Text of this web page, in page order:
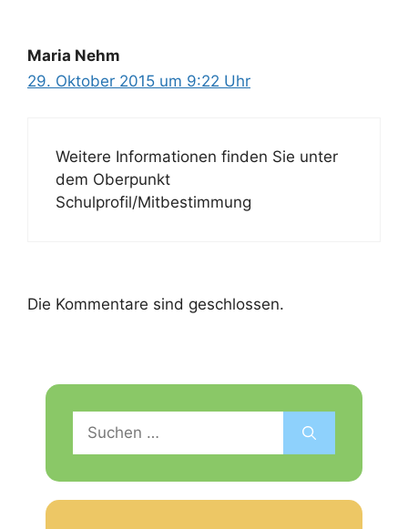
Maria Nehm
29. Oktober 2015 um 9:22 Uhr
Weitere Informationen finden Sie unter
dem Oberpunkt
Schulprofil/Mitbestimmung
Die Kommentare sind geschlossen.
Suchen
nach: